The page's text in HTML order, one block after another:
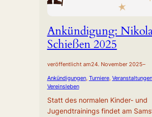
Ankündigung:
Schießen 2025
veröffentlicht am24. November 2025–
Ankündigungen, Turniere, Veranstaltungen
Vereinsleben
Statt des normalen Kinder- und
Jugendtrainings findet am